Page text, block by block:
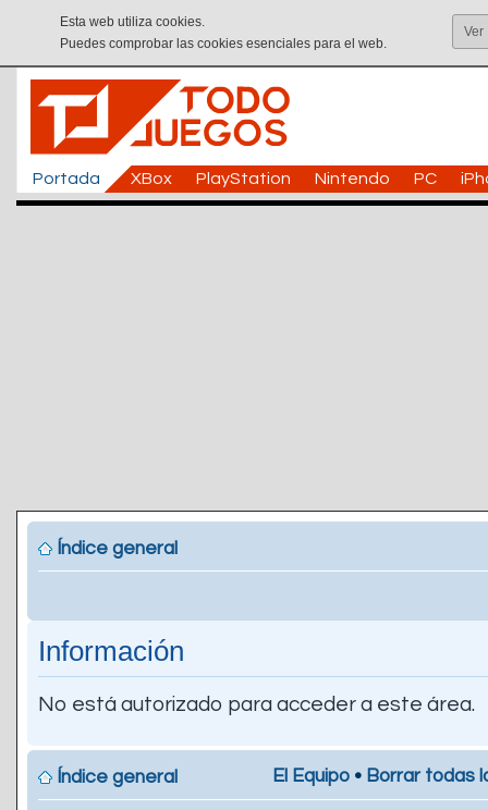
Esta web utiliza cookies.
Puedes comprobar las cookies esenciales para el web.
Ver
Portada XBox PlayStation Nintendo PC
Índice general
Información
No está autorizado para acceder a este área.
Índice general El Equipo • Borrar todas